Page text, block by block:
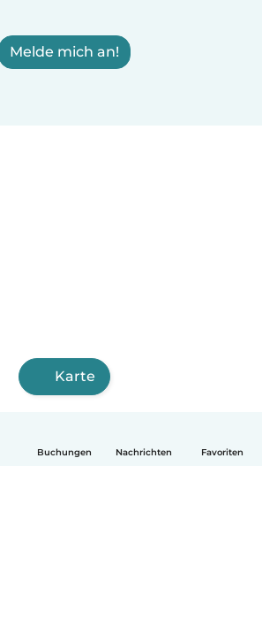
Buchungen Nachrichten Favoriten
Melde mich an!
Karte